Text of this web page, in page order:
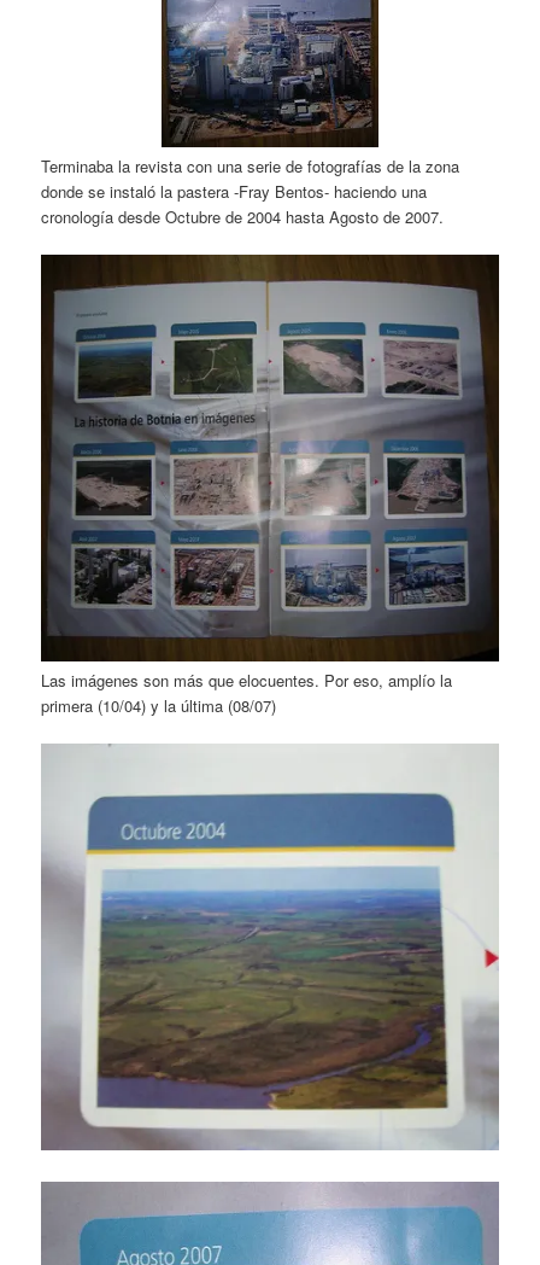
Terminaba la revista con una serie de fotografías de la zona
donde se instaló la pastera -Fray Bentos- haciendo una
cronología desde Octubre de 2004 hasta Agosto de 2007.
Las imágenes son más que elocuentes. Por eso, amplío la
primera (10/04) y la última (08/07)